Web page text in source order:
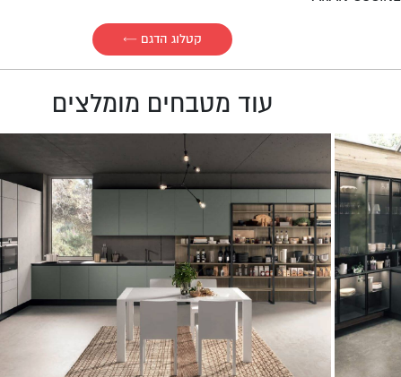
קטלוג הדגם ​←
עוד מטבחים מומלצים